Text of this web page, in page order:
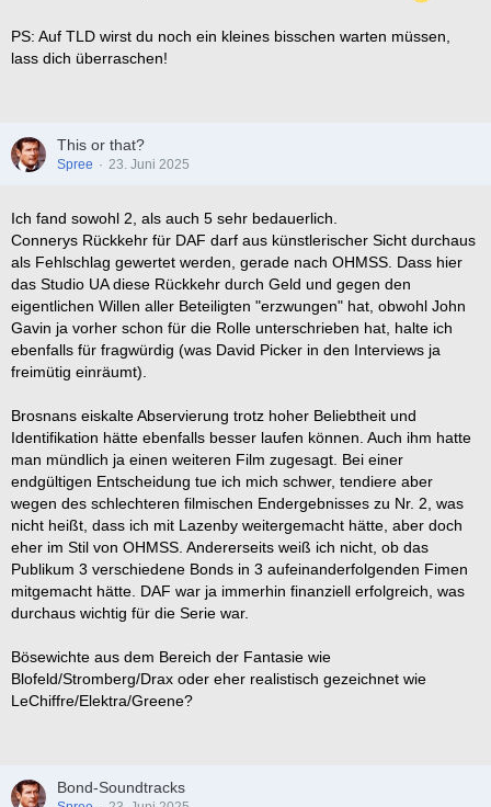
PS: Auf TLD wirst du noch ein kleines bisschen warten müssen,
lass dich überraschen!
This or that?
Spree 23. Juni 2025
Ich fand sowohl 2, als auch 5 sehr bedauerlich.
Connerys Rückkehr für DAF darf aus künstlerischer Sicht durchaus
als Fehlschlag gewertet werden, gerade nach OHMSS. Dass hier
das Studio UA diese Rückkehr durch Geld und gegen den
eigentlichen Willen aller Beteiligten "erzwungen" hat, obwohl John
Gavin ja vorher schon für die Rolle unterschrieben hat, halte ich
ebenfalls für fragwürdig (was David Picker in den Interviews ja
freimütig einräumt).
Brosnans eiskalte Abservierung trotz hoher Beliebtheit und
Identifikation hätte ebenfalls besser laufen können. Auch ihm hatte
man mündlich ja einen weiteren Film zugesagt. Bei einer
endgültigen Entscheidung tue ich mich schwer, tendiere aber
wegen des schlechteren filmischen Endergebnisses zu Nr. 2, was
nicht heißt, dass ich mit Lazenby weitergemacht hätte, aber doch
eher im Stil von OHMSS. Andererseits weiß ich nicht, ob das
Publikum 3 verschiedene Bonds in 3 aufeinanderfolgenden Fimen
mitgemacht hätte. DAF war ja immerhin finanziell erfolgreich, was
durchaus wichtig für die Serie war.
Bösewichte aus dem Bereich der Fantasie wie
Blofeld/Stromberg/Drax oder eher realistisch gezeichnet wie
LeChiffre/Elektra/Greene?
Bond-Soundtracks